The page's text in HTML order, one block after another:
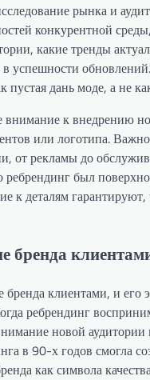
рынка и
конкурентной
какие тренды
успешности
дань моде, а не
внимание к внедрению
или логотипа.
от рекламы до
ребрендинг был
к деталям
бренда
клиентами, и его
ребрендинг
новой
в 90-х годов смогла
как символа